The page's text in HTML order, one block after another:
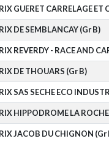
GUERET CARRELAGE ET
DE SEMBLANCAY (Gr B)
REVERDY - RACE AND
DE THOUARS (Gr B)
SAS SECHE ECO
HIPPODROME LA
JACOB DU CHIGNON (Gr